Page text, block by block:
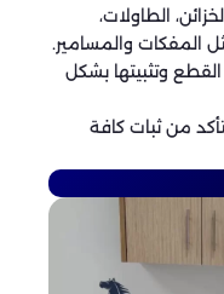
الطاولات،
المفكات والمسامير.
القطع وتثبيتها بشكل
من ثبات كافة